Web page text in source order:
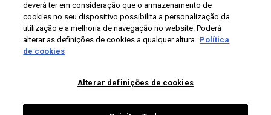
deverá ter em consideração que o armazenamento de
cookies no seu dispositivo possibilita a personalização da
utilização e a melhoria de navegação no website. Poderá
alterar as definições de cookies a qualquer altura. Política
de cookies
Alterar definições de cookies